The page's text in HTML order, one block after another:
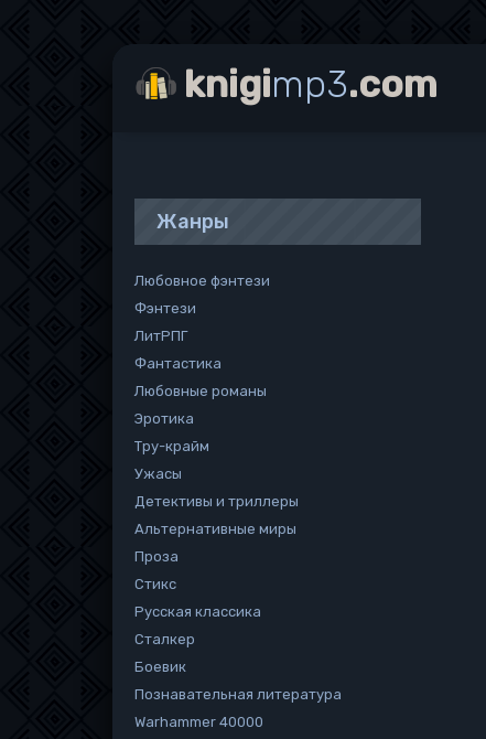
Жанры
Любовное фэнтези
Фэнтези
ЛитРПГ
Фантастика
Любовные романы
Эротика
Тру-крайм
Ужасы
Детективы и триллеры
Альтернативные миры
Проза
Стикс
Русская классика
Сталкер
Боевик
Познавательная литература
Warhammer 40000
knigimp3.com